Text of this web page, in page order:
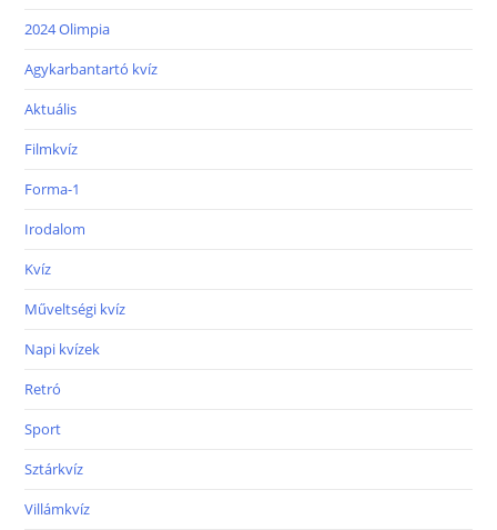
2024 Olimpia
Agykarbantartó kvíz
Aktuális
Filmkvíz
Forma-1
Irodalom
Kvíz
Műveltségi kvíz
Napi kvízek
Retró
Sport
Sztárkvíz
Villámkvíz